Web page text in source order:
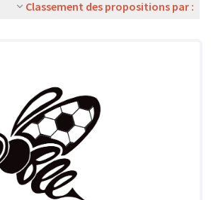
Classement des propositions par :